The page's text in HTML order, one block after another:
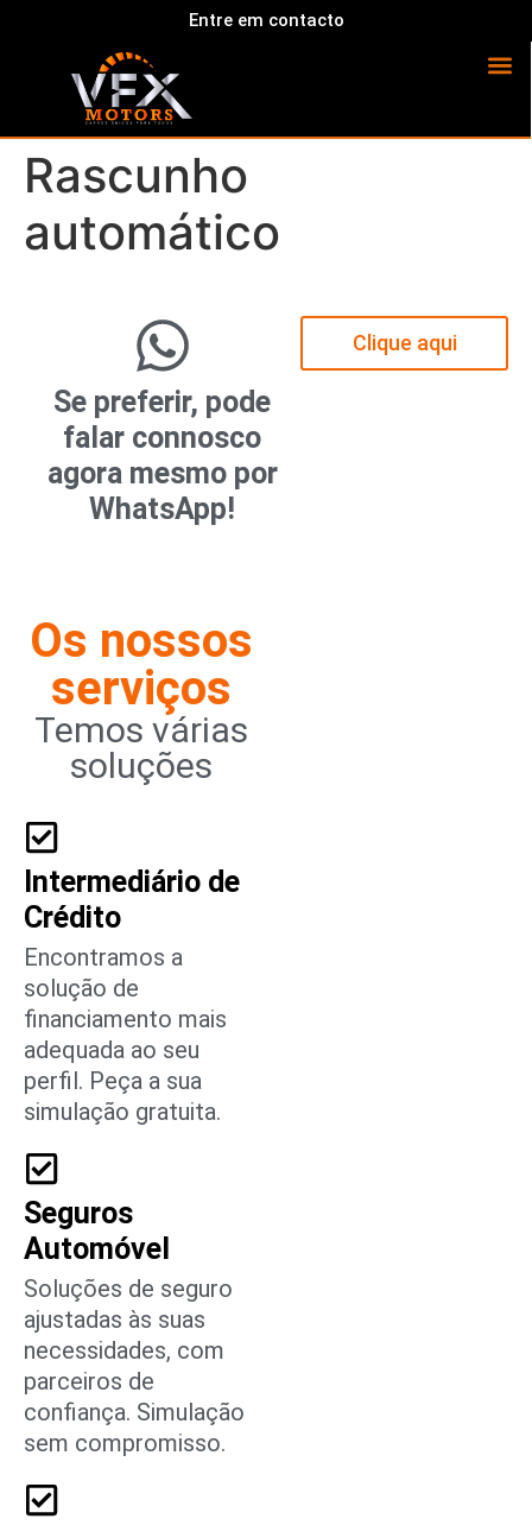
Entre em contacto
Rascunho
automático
Se preferir, pode
falar connosco
agora mesmo por
WhatsApp!
Clique aqui
Os nossos
serviços
Temos várias
soluções
Intermediário de
Crédito
Encontramos a
solução de
financiamento mais
adequada ao seu
perfil. Peça a sua
simulação gratuita.
Seguros
Automóvel
Soluções de seguro
ajustadas às suas
necessidades, com
parceiros de
confiança. Simulação
sem compromisso.